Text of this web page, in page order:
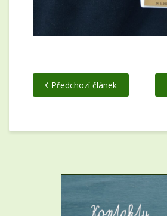
Předchozí článek